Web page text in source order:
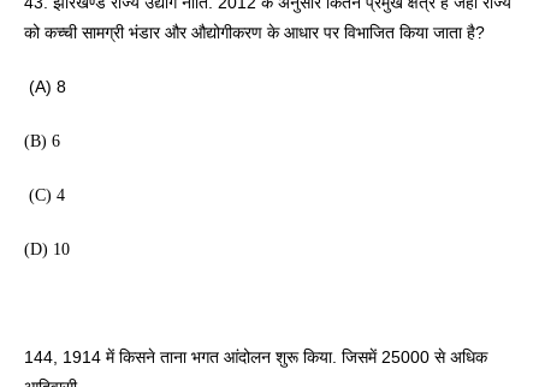
को कच्ची सामग्री भंडार और औद्योगीकरण के आधार पर विभाजित किया जाता है?
(A) 8
(B) 6
(C) 4
(D) 10
144, 1914 में किसने ताना भगत आंदोलन शुरू किया. जिसमें 25000 से अधिक